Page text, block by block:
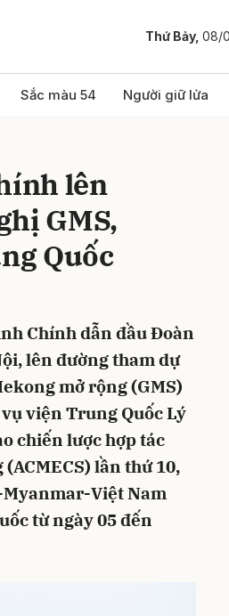
Thứ Bảy, 08/
Sắc màu 54 Người giữ lửa
lên
GMS,
Quốc
Chính dẫn đầu Đoàn
lên đường tham dự
mở rộng (GMS)
viện Trung Quốc Lý
chiến lược hợp tác
lần thứ 10,
Myanmar-Việt Nam
từ ngày 05 đến